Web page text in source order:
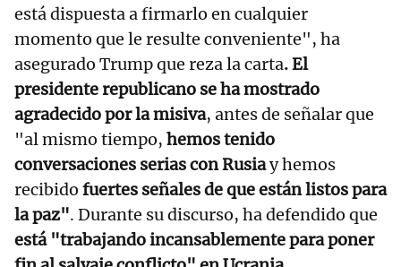
está dispuesta a firmarlo en cualquier
momento que le resulte conveniente", ha
asegurado Trump que reza la carta. El
presidente republicano se ha mostrado
agradecido por la misiva, antes de señalar que
"al mismo tiempo, hemos tenido
conversaciones serias con Rusiay hemos
recibido fuertes señales de que están listos para
la paz". Durante su discurso, ha defendido que
está "trabajando incansablemente para poner